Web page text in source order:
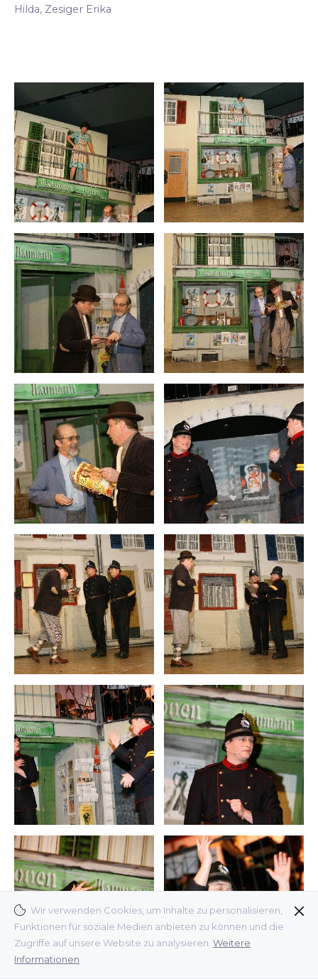
Wir verwenden Cookies, um Inhalte zu personalisieren,
Funktionen für soziale Medien anbieten zu können und die
Zugriffe auf unsere Website zu analysieren. Weitere
Informationen
Hilda, Zesiger Erika